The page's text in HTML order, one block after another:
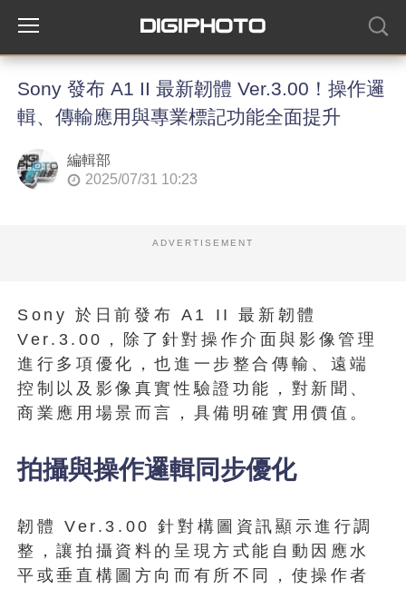
Sony 發布 A1 II 最新韌體 Ver.3.00！操作邏
輯、傳輸應用與專業標記功能全面提升
編輯部
2025/07/31 10:23
ADVERTISEMENT
Sony 於日前發布 A1 II 最新韌體
Ver.3.00，除了針對操作介面與影像管理
進行多項優化，也進一步整合傳輸、遠端
控制以及影像真實性驗證功能，對新聞、
商業應用場景而言，具備明確實用價值。
拍攝與操作邏輯同步優化
韌體 Ver.3.00 針對構圖資訊顯示進行調
整，讓拍攝資料的呈現方式能自動因應水
平或垂直構圖方向而有所不同，使操作者